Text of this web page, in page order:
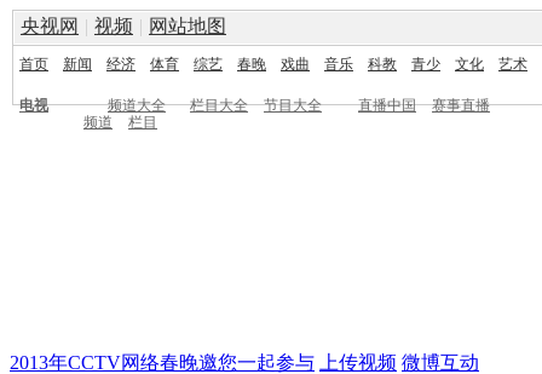
央视网 | 视频 | 网站地图
首页 新闻 经济 体育 综艺 春晚 戏曲 音乐 科教 青少 文化 艺术
电视 频道大全 栏目大全 节目大全 直播中国
赛事直播
频道
栏目
2013年CCTV网络春晚邀您一起参与 上传视频 微博互动